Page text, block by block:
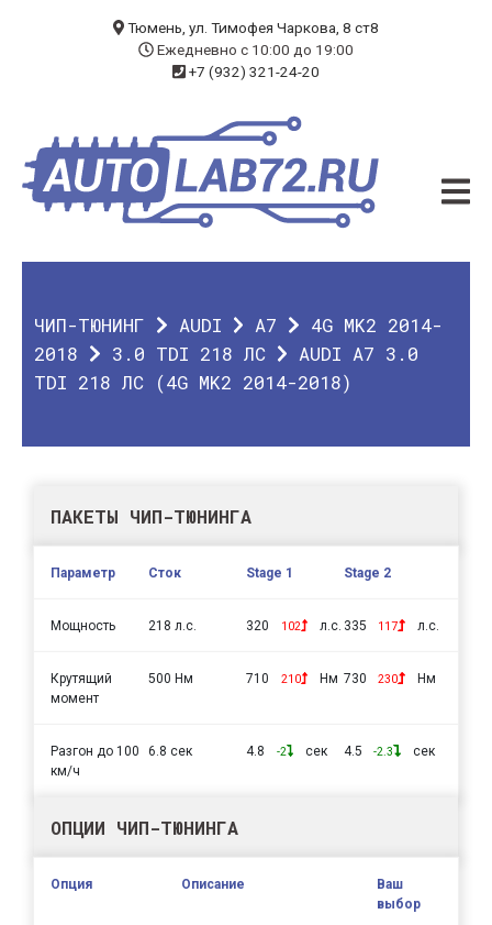
ЧИП-ТЮНИНГ
ДИАГНОСТИКА
О КОМПАНИИ
Тюмень, ул. Тимофея Чаркова, 8 ст8
Ежедневно с 10:00 до 19:00
+7 (932) 321-24-20
ЧИП-ТЮНИНГ AUDI A7
4G MK2 2014-
2018
3.0 TDI 218 ЛС
AUDI A7 3.0
TDI 218 ЛС (4G MK2 2014-2018)
ПАКЕТЫ ЧИП-ТЮНИНГА
Параметр Сток Stage 1 Stage 2
Мощность 218 л.с. 320 102 л.с. 335 117 л.с.
Крутящий
момент
500 Нм 710 210 Нм 730 230 Нм
Разгон до 100
км/ч
6.8 сек 4.8 -2 сек 4.5 -2.3 сек
ОПЦИИ ЧИП-ТЮНИНГА
Опция Описание
Ваш
выбор